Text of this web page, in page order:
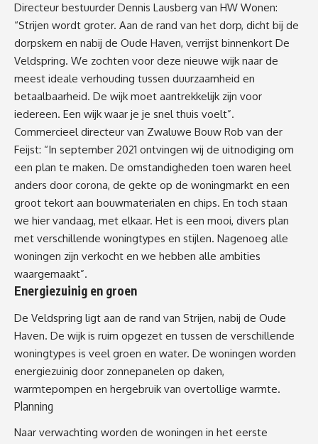
Directeur bestuurder Dennis Lausberg van HW Wonen:
“Strijen wordt groter. Aan de rand van het dorp, dicht bij de
dorpskern en nabij de Oude Haven, verrijst binnenkort De
Veldspring. We zochten voor deze nieuwe wijk naar de
meest ideale verhouding tussen duurzaamheid en
betaalbaarheid. De wijk moet aantrekkelijk zijn voor
iedereen. Een wijk waar je je snel thuis voelt”.
Commercieel directeur van Zwaluwe Bouw Rob van der
Feijst: “In september 2021 ontvingen wij de uitnodiging om
een plan te maken. De omstandigheden toen waren heel
anders door corona, de gekte op de woningmarkt en een
groot tekort aan bouwmaterialen en chips. En toch staan
we hier vandaag, met elkaar. Het is een mooi, divers plan
met verschillende woningtypes en stijlen. Nagenoeg alle
woningen zijn verkocht en we hebben alle ambities
waargemaakt”.
Energiezuinig en groen
De Veldspring ligt aan de rand van Strijen, nabij de Oude
Haven. De wijk is ruim opgezet en tussen de verschillende
woningtypes is veel groen en water. De woningen worden
energiezuinig door zonnepanelen op daken,
warmtepompen en hergebruik van overtollige warmte.
Planning
Naar verwachting worden de woningen in het eerste